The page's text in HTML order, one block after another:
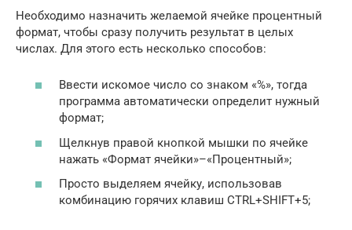
Необходимо назначить желаемой ячейке процентный
формат, чтобы сразу получить результат в целых
числах. Для этого есть несколько способов:
Ввести искомое число со знаком «%», тогда
программа автоматически определит нужный
формат;
Щелкнув правой кнопкой мышки по ячейке
нажать «Формат ячейки»–«Процентный»;
Просто выделяем ячейку, использовав
комбинацию горячих клавиш CTRL+SHIFT+5;